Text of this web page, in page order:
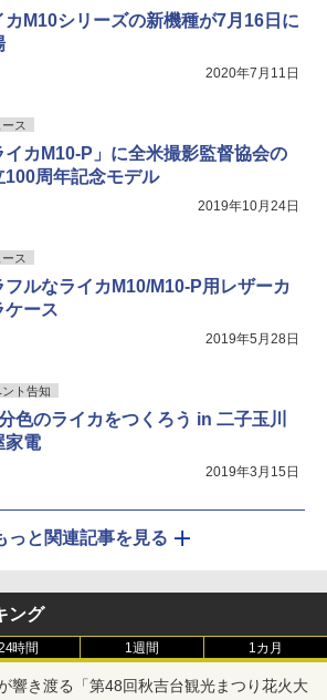
カM10シリーズの新機種が7月16日に
2020年7月11日
ース
イカM10-P」に全米撮影監督協会の
100周年記念モデル
2019年10月24日
ース
フルなライカM10/M10-P用レザーカ
ケース
2019年5月28日
ント告知
色のライカをつくろう in 二子玉川
家電
2019年3月15日
っと関連記事を見る
ング
時間 1週間 1カ月
響き渡る「第48回秋吉台観光まつり花火大